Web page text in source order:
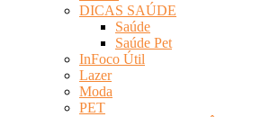
DICAS SAÚDE
Saúde
Saúde Pet
InFoco Útil
Lazer
Moda
PET